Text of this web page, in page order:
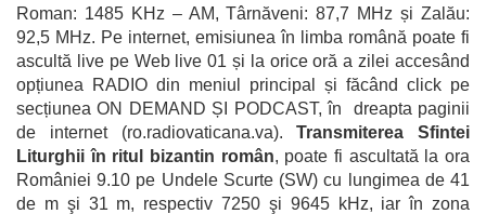
Roman: 1485 KHz – AM, Târnăveni: 87,7 MHz și Zalău:
92,5 MHz. Pe internet, emisiunea în limba română poate fi
ascultă live pe Web live 01 și la orice oră a zilei accesând
opțiunea RADIO din meniul principal și făcând click pe
secțiunea ON DEMAND ȘI PODCAST, în dreapta paginii
de internet (ro.radiovaticana.va).Transmiterea Sfintei
Liturghii în ritul bizantin român, poate fi ascultată la ora
României 9.10 pe Undele Scurte (SW) cu lungimea de 41
de m şi 31 m, respectiv 7250 şi 9645 kHz, iar în zona